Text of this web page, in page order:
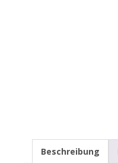
Beschreibung